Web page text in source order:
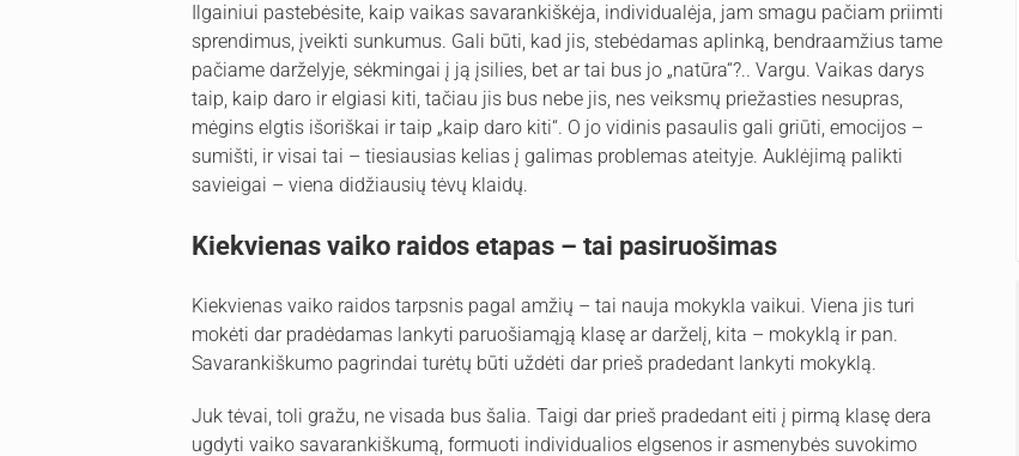
Ilgainiui pastebėsite, kaip vaikas savarankiškėja, individualėja, jam smagu pačiam priimti
sprendimus, įveikti sunkumus. Gali būti, kad jis, stebėdamas aplinką, bendraamžius tame
pačiame darželyje, sėkmingai į ją įsilies, bet ar tai bus jo „natūra“?.. Vargu. Vaikas darys
taip, kaip daro ir elgiasi kiti, tačiau jis bus nebe jis, nes veiksmų priežasties nesupras,
mėgins elgtis išoriškai ir taip „kaip daro kiti“. O jo vidinis pasaulis gali griūti, emocijos –
sumišti, ir visai tai – tiesiausias kelias į galimas problemas ateityje. Auklėjimą palikti
savieigai – viena didžiausių tėvų klaidų.
Kiekvienas vaiko raidos etapas – tai pasiruošimas
Kiekvienas vaiko raidos tarpsnis pagal amžių – tai nauja mokykla vaikui. Viena jis turi
mokėti dar pradėdamas lankyti paruošiamąją klasę ar darželį, kita – mokyklą ir pan.
Savarankiškumo pagrindai turėtų būti uždėti dar prieš pradedant lankyti mokyklą.
Juk tėvai, toli gražu, ne visada bus šalia. Taigi dar prieš pradedant eiti į pirmą klasę dera
ugdyti vaiko savarankiškumą, formuoti individualios elgsenos ir asmenybės suvokimo